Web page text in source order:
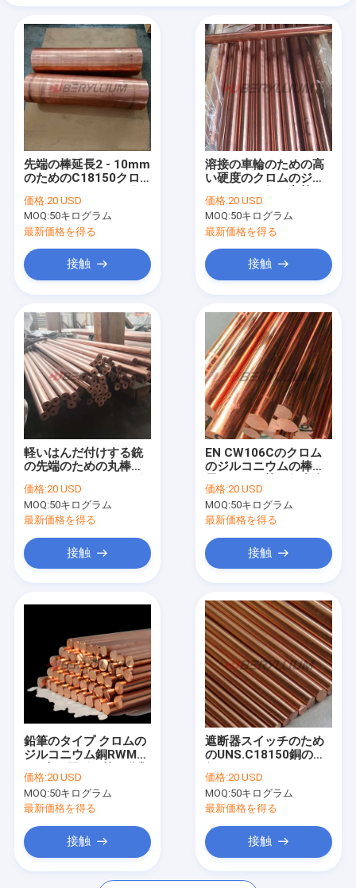
ビデオ
私達について
品質管理
私達に連絡しなさい
引用を要求しなさい
先端の棒延長2 - 10mm
のためのC18150クロ
の正方形棒
価格:20 USD
MOQ:50キログラム
最新価格を得る
接触
溶接の車輪のための高
い硬度のクロムのジル
価格:20 USD
MOQ:50キログラム
最新価格を得る
接触
軽いはんだ付けする銃
の先端のための丸棒
合金
価格:20 USD
MOQ:50キログラム
最新価格を得る
接触
EN CW106Cのクロム
のジルコニウムの棒延
価格:20 USD
MOQ:50キログラム
最新価格を得る
接触
鉛筆のタイプ クロムの
ジルコニウム銅RWMA
する
価格:20 USD
MOQ:50キログラム
最新価格を得る
接触
遮断器スイッチのため
のUNS.C18150銅の棒
価格:20 USD
MOQ:50キログラム
最新価格を得る
接触